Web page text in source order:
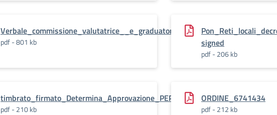
pdf - 801 kb
signed
pdf - 206 kb
pdf - 210 kb
ORDINE_6741434
pdf - 212 kb